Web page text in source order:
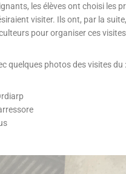
les élèves ont choisi les
visiter. Ils ont, par la
pour organiser ces
quelques photos des visites du :